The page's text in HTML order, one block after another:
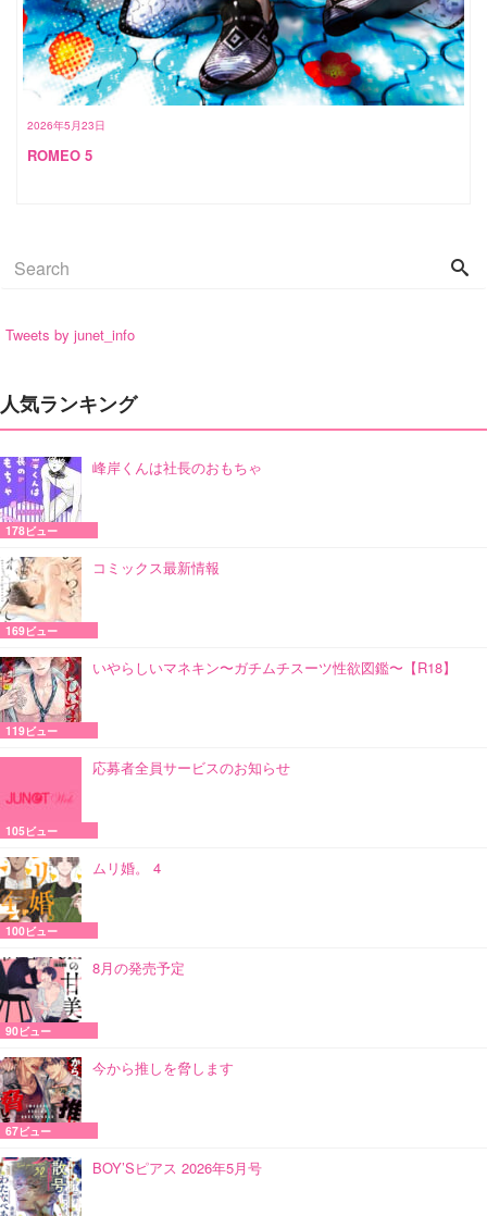
2026年5月23日
ROMEO 5
Tweets by junet_info
人気ランキング
峰岸くんは社長のおもちゃ
178ビュー
コミックス最新情報
169ビュー
いやらしいマネキン〜ガチムチスーツ性欲図鑑〜【R18】
119ビュー
応募者全員サービスのお知らせ
105ビュー
ムリ婚。 4
100ビュー
8月の発売予定
90ビュー
今から推しを脅します
67ビュー
BOY’Sピアス 2026年5月号